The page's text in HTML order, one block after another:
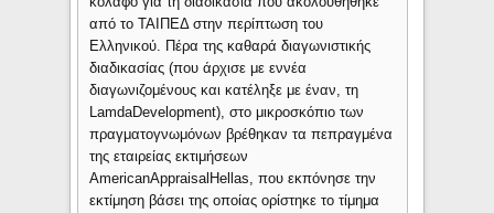
από το ΤΑΙΠΕΔ στην περίπτωση του
Ελληνικού. Πέρα της καθαρά διαγωνιστικής
διαδικασίας (που άρχισε με εννέα
διαγωνιζομένους και κατέληξε με έναν, τη
LamdaDevelopment), στο μικροσκόπιο των
πραγματογνωμόνων βρέθηκαν τα πεπραγμένα
της εταιρείας εκτιμήσεων
AmericanAppraisalHellas, που εκπόνησε την
εκτίμηση βάσει της οποίας ορίστηκε το τίμημα